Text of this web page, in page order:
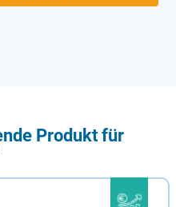
Produkt für